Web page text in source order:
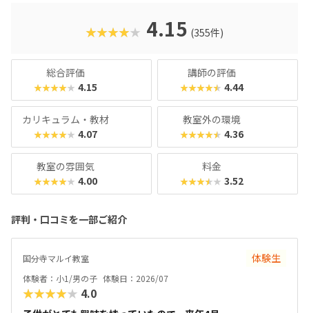
の顔は真剣そのもの。やる気があればどんどん高度なものが
作れるので、のめり込むタイプのお子さんにおすすめの教室
京大学の伊藤謝恩ホールで行われるというから驚き。プログ
ラミングスキルはもちろん、企画書を書いたり、プレゼンを
したりといったスキルもつけることができます。母体は大人
向けのパソコンスクールなので、「ついでに自分もスキルア
ップしてみようかな？」なんてこともできちゃいますよ！
★★★★★ 4.15 (355件)
総合評価
★★★★★ 4.15
講師の評価
★★★★★ 4.44
カリキュラム・教材
★★★★★ 4.07
教室外の環境
★★★★★ 4.36
教室の雰囲気
★★★★★ 4.00
料金
★★★★★ 3.52
評判・口コミを一部ご紹介
国分寺マルイ教室 体験生
体験者：小1/男の子 体験日：2026/07
★★★★★ 4.0